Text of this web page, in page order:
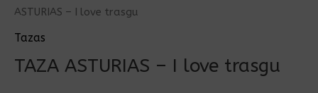
ASTURIAS – I love trasgu
Tazas
TAZA ASTURIAS – I love trasgu